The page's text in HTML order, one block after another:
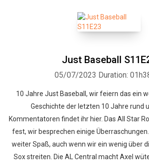
Just Baseball
05/07/2023 Duration:
10 Jahre Just Baseball, wir feiern das ein
Geschichte der letzten 10 Jahre rund
Kommentatoren findet ihr hier. Das All Star
fest, wir besprechen einige
weiter Spaß, auch wenn wir ein wenig über
Sox streiten. Die AL Central macht Axel